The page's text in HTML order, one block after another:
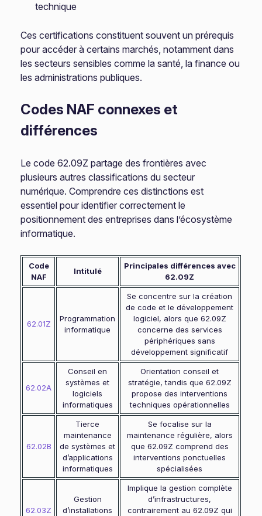
technique
Ces certifications constituent souvent un prérequis
pour accéder à certains marchés, notamment dans
les secteurs sensibles comme la santé, la finance ou
les administrations publiques.
Codes NAF connexes et
différences
Le code 62.09Z partage des frontières avec
plusieurs autres classifications du secteur
numérique. Comprendre ces distinctions est
essentiel pour identifier correctement le
positionnement des entreprises dans l’écosystème
informatique.
Code
NAF
Intitulé
Principales différences avec
62.09Z
62.01Z
Programmation
informatique
Se concentre sur la création
de code et le développement
logiciel, alors que 62.09Z
concerne des services
périphériques sans
développement significatif
62.02A
Conseil en
systèmes et
logiciels
informatiques
Orientation conseil et
stratégie, tandis que 62.09Z
propose des interventions
techniques opérationnelles
62.02B
Tierce
maintenance
de systèmes et
d’applications
informatiques
Se focalise sur la
maintenance régulière, alors
que 62.09Z comprend des
interventions ponctuelles
spécialisées
62.03Z
Gestion
d’installations
Implique la gestion complète
d’infrastructures,
contrairement au 62.09Z qui